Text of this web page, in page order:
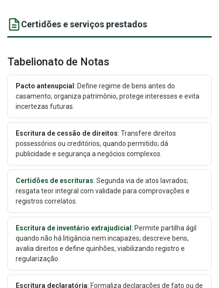
Certidões e serviços prestados
Tabelionato de Notas
Pacto antenupcial : Define regime de bens antes do
casamento; organiza patrimônio, protege interesses e evita
incertezas futuras.
Escritura de cessão de direitos: Transfere direitos
possessórios ou creditórios, quando permitido; dá
publicidade e segurança a negócios complexos.
Certidões de escrituras: Segunda via de atos lavrados;
resgata teor integral com validade para comprovações e
registros correlatos.
Escritura de inventário extrajudicial : Permite partilha ágil
quando não há litigância nem incapazes; descreve bens,
avalia direitos e define quinhões, viabilizando registro e
regularização.
Escritura declaratória: Formaliza declarações de fato ou de